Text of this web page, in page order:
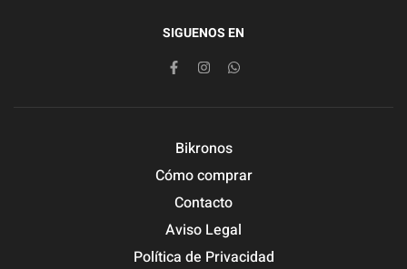
SIGUENOS EN
Bikronos
Cómo comprar
Contacto
Aviso Legal
Política de Privacidad